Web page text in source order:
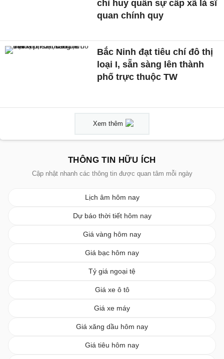
chỉ huy quân sự cấp xã là sĩ
quan chính quy
Bắc Ninh đạt tiêu chí đô thị
loại I, sẵn sàng lên thành
phố trực thuộc TW
Xem thêm
THÔNG TIN HỮU ÍCH
Cập nhật nhanh các thông tin được quan tâm mỗi ngày
Lịch âm hôm nay
Dự báo thời tiết hôm nay
Giá vàng hôm nay
Giá bạc hôm nay
Tỷ giá ngoại tệ
Giá xe ô tô
Giá xe máy
Giá xăng dầu hôm nay
Giá tiêu hôm nay